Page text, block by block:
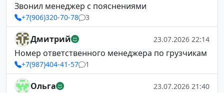
Звонил менеджер с пояснениями
+7(906)320-70-78 3
Дмитрий 23.07.2026 22:14
Номер ответственного менеджера по грузчикам
+7(987)404-41-57 1
Ольга 23.07.2026 21:40